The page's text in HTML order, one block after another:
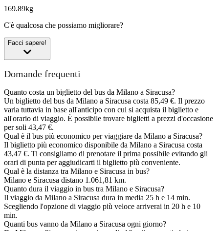
169.89kg
C'è qualcosa che possiamo migliorare?
Facci sapere!
Domande frequenti
Quanto costa un biglietto del bus da Milano a Siracusa?
Un biglietto del bus da Milano a Siracusa costa 85,49 €. Il prezzo
varia tuttavia in base all'anticipo con cui si acquista il biglietto e
all'orario di viaggio. È possibile trovare biglietti a prezzi d'occasione
per soli 43,47 €.
Qual è il bus più economico per viaggiare da Milano a Siracusa?
Il biglietto più economico disponibile da Milano a Siracusa costa
43,47 €. Ti consigliamo di prenotare il prima possibile evitando gli
orari di punta per aggiudicarti il biglietto più conveniente.
Qual è la distanza tra Milano e Siracusa in bus?
Milano e Siracusa distano 1.061,81 km.
Quanto dura il viaggio in bus tra Milano e Siracusa?
Il viaggio da Milano a Siracusa dura in media 25 h e 14 min.
Scegliendo l'opzione di viaggio più veloce arriverai in 20 h e 10
min.
Quanti bus vanno da Milano a Siracusa ogni giorno?